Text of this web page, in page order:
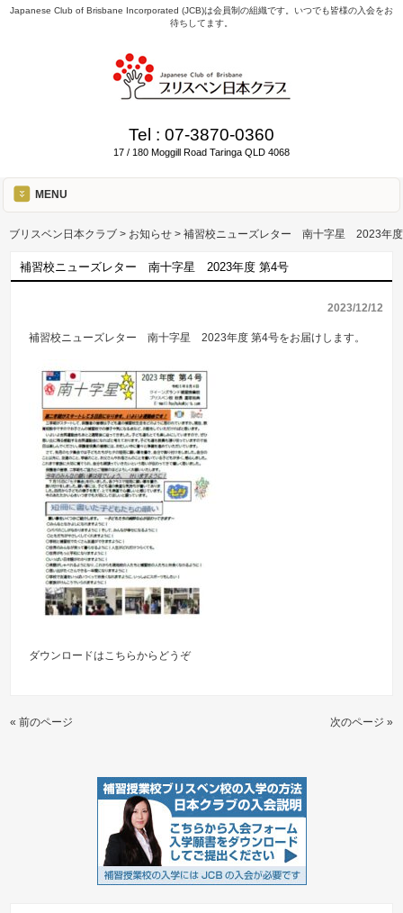
Japanese Club of Brisbane Incorporated (JCB)は会員制の組織です。いつでも皆様の入会をお
待ちしてます。
Tel : 07-3870-0360
17 / 180 Moggill Road Taringa QLD 4068
MENU
ブリスベン日本クラブ > お知らせ > 補習校ニューズレター 南十字星 2023年
補習校ニューズレター 南十字星 2023年度 第4号
2023/12/12
補習校ニューズレター 南十字星 2023年度 第4号をお届けします。
ダウンロードはこちらからどうぞ
« 前のページ 次のページ »